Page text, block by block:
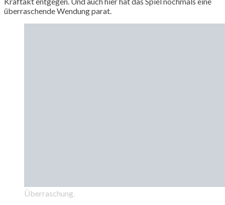
überraschende Wendung parat.
Überraschung.